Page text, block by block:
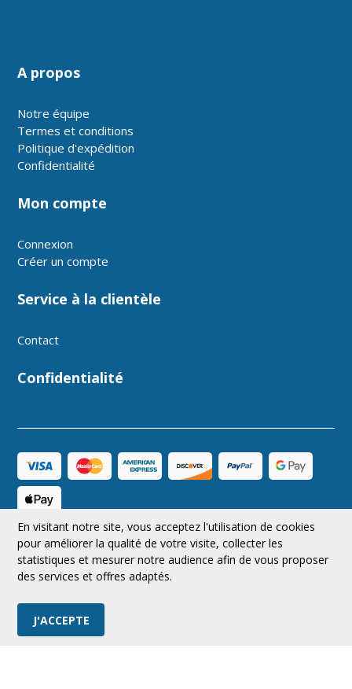
A propos
Notre équipe
Termes et conditions
Politique d'expédition
Confidentialité
Mon compte
Connexion
Créer un compte
Service à la clientèle
Contact
Confidentialité
Suivez-nous CAD
© 2026 MRAerodesign Tous droits réservés.
Boutique en ligne
En visitant notre site, vous acceptez l'utilisation de cookies
pour améliorer la qualité de votre visite, collecter les
statistiques et mesurer notre audience afin de vous proposer
des services et offres adaptés.
J'ACCEPTE